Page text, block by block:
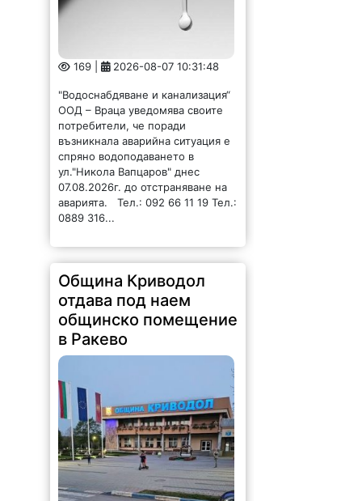
169 | 2026-08-07 10:31:48
"Водоснабдяване и канализация“
ООД – Враца уведомява своите
потребители, че поради
възникнала аварийна ситуация е
спряно водоподаването в
ул."Никола Вапцаров" днес
07.08.2026г. до отстраняване на
аварията. Тел.: 092 66 11 19 Тел.:
0889 316...
Община Криводол
отдава под наем
общинско помещение
в Ракево